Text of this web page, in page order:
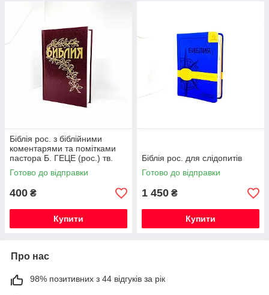
Біблія рос. з біблійними
коментарями та помітками
пастора Б. ГЕЦЕ (рос.) тв.
Готово до відправки
400 ₴
Купити
Біблія рос. для слідопитів
Готово до відправки
1 450 ₴
Купити
Про нас
98% позитивних з 44 відгуків за рік